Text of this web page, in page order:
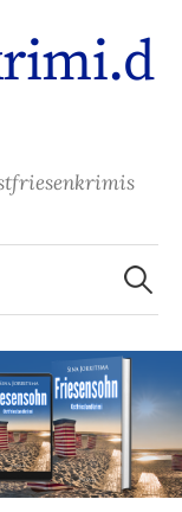
Suchen
nach: